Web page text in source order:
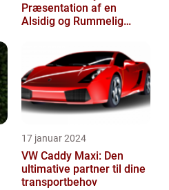
Præsentation af en
Alsidig og Rummelig
17 januar 2024
VW Caddy Maxi: Den
ultimative partner til dine
transportbehov